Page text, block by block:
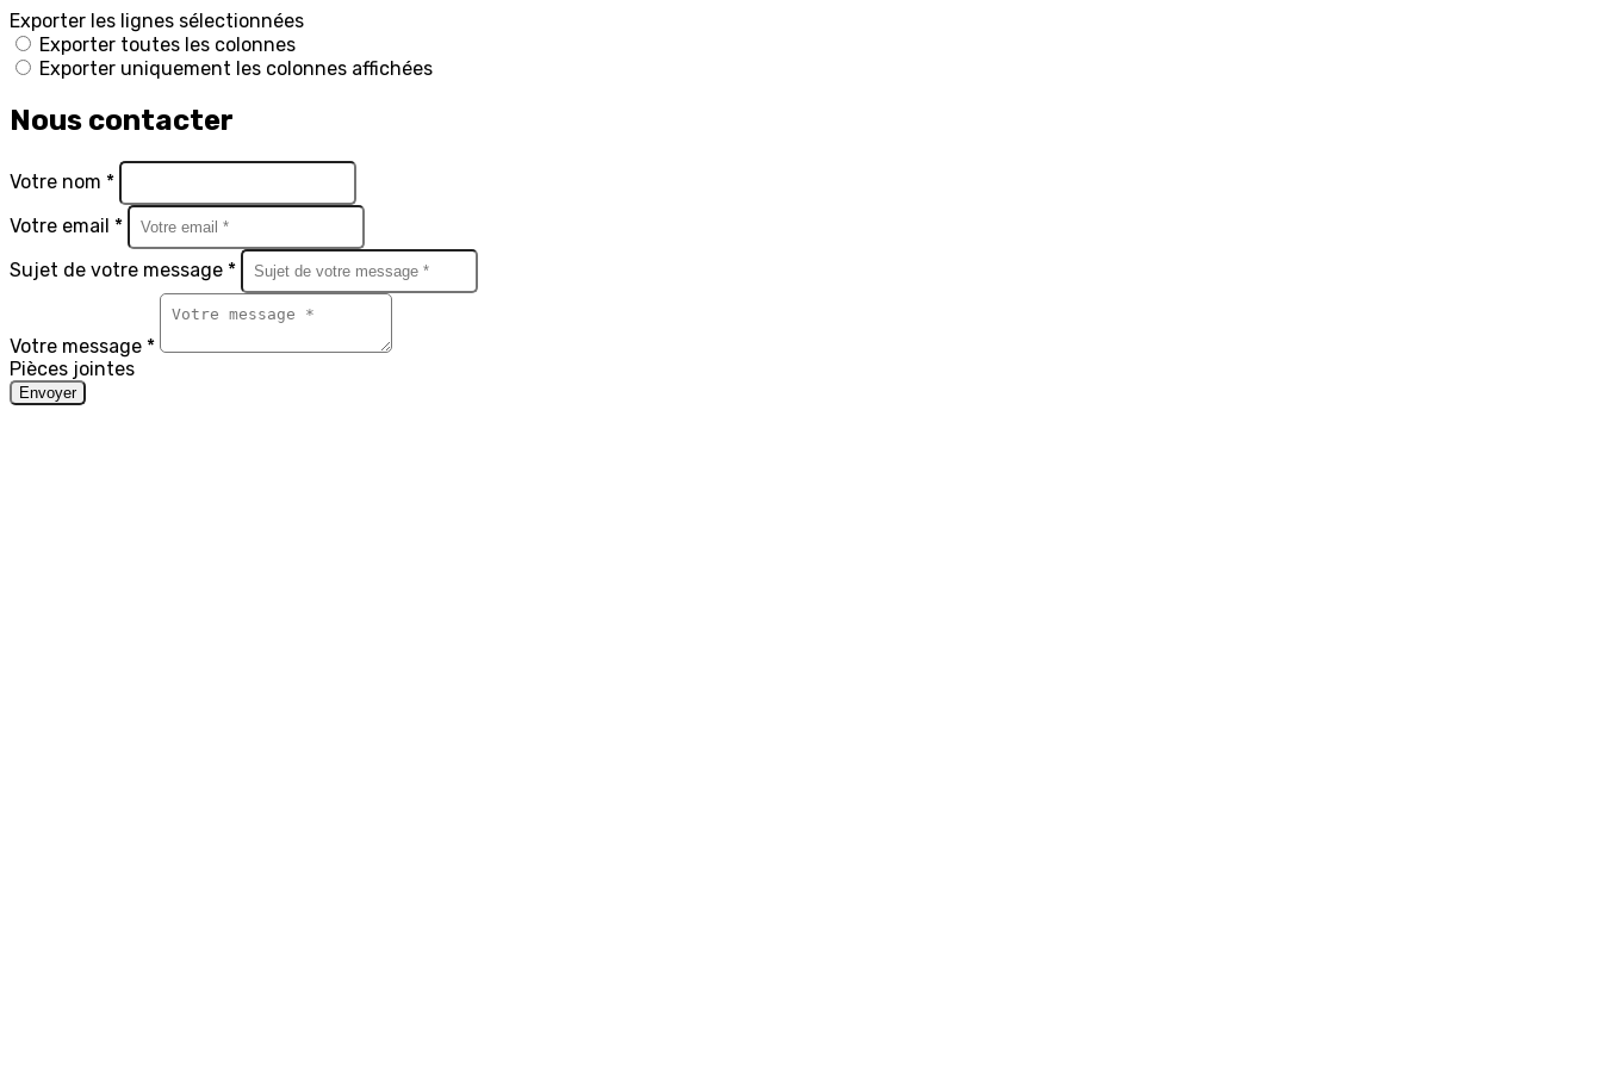
Exporter les lignes sélectionnées
Exporter toutes les colonnes
Exporter uniquement les colonnes affichées
Nous contacter
Votre nom *
Votre email *
Sujet de votre message *
Votre message *
Pièces jointes
Envoyer